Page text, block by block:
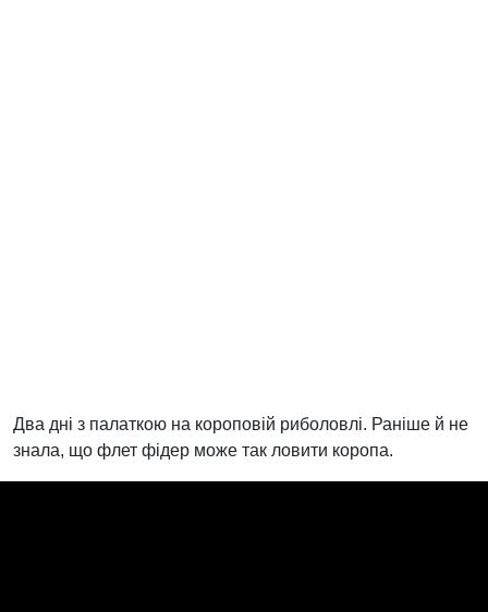
Два дні з палаткою на короповій риболовлі. Раніше й не
знала, що флет фідер може так ловити коропа.